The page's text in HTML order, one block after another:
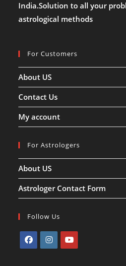
India.Solution to all your
astrological methods
For Customers
About US
Contact Us
My account
For Astrologers
About US
Astrologer Contact Form
Follow Us